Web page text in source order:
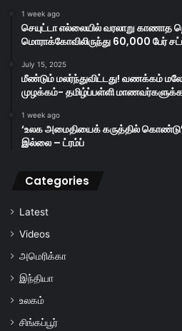
1 week ago
செயுட்டா எல்லையில் வரலாறு காணாத
மொராக்கோவிலிருந்து 60,000 பேர்
July 15, 2025
மீண்டும் மலர்ந்துவிட்டது! வணக்கம்
முழக்கம்- தமிழ்ப்பள்ளி
1 week ago
‘உலக அமைதியைக் கருத்தில் கொண்டு’
இல்லை – ட்ரம்ப்
Categories
Latest
Videos
அமெரிக்கா
இந்தியா
உலகம்
சிங்கப்பூர்